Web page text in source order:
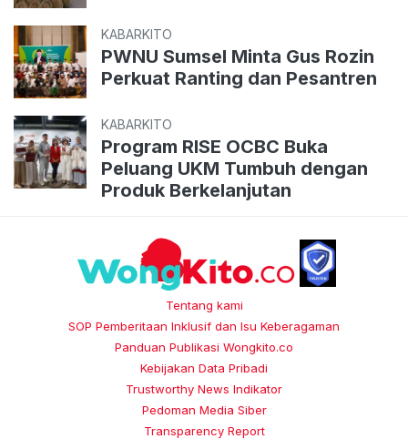
KABARKITO
PWNU Sumsel Minta Gus Rozin
Perkuat Ranting dan Pesantren
KABARKITO
Program RISE OCBC Buka
Peluang UKM Tumbuh dengan
Produk Berkelanjutan
Tentang kami
SOP Pemberitaan Inklusif dan Isu Keberagaman
Panduan Publikasi Wongkito.co
Kebijakan Data Pribadi
Trustworthy News Indikator
Pedoman Media Siber
Transparency Report